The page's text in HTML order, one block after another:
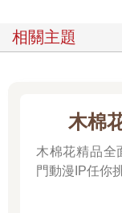
相關主題
木棉
木棉花精品全
門動漫IP任你